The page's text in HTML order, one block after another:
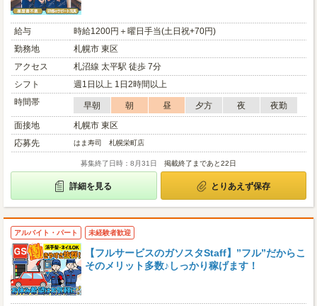
給与
時給1200円＋曜日手当(土日祝+70円)
勤務地
札幌市 東区
アクセス
札沼線 太平駅 徒歩 7分
シフト
週1日以上 1日2時間以上
時間帯
早朝 朝 昼 夕方 夜
夜勤
面接地
札幌市 東区
応募先
はま寿司 札幌栄町店
募集終了日時：8月31日 掲載終了まであと22日
詳細を見る とりあえず保存
アルバイト・パート 未経験者歓迎
【フルサービスのガソスタStaff】”フル”だからこ
そのメリット多数♪しっかり稼げます！